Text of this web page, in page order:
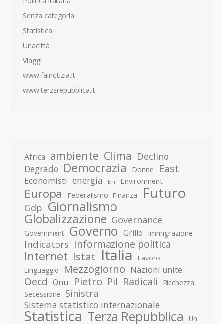
Senza categoria
Statistica
Unacittà
Viaggi
www.fainotizia.it
www.terzarepubblica.it
Africa ambiente Clima Declino
Degrado Democrazia Donne East
Economisti energia Eni Environment
Europa Federalismo Finanza Futuro
Gdp Giornalismo
Globalizzazione Governance
Government Governo Grillo Immigrazione
Indicators Informazione politica
Internet Istat Italia
Lavoro
Linguaggio
Mezzogiorno Nazioni unite
Oecd Onu Pietro Pil Radicali Ricchezza
Secessione Sinistra
Sistema statistico internazionale
Statistica Terza Repubblica Un